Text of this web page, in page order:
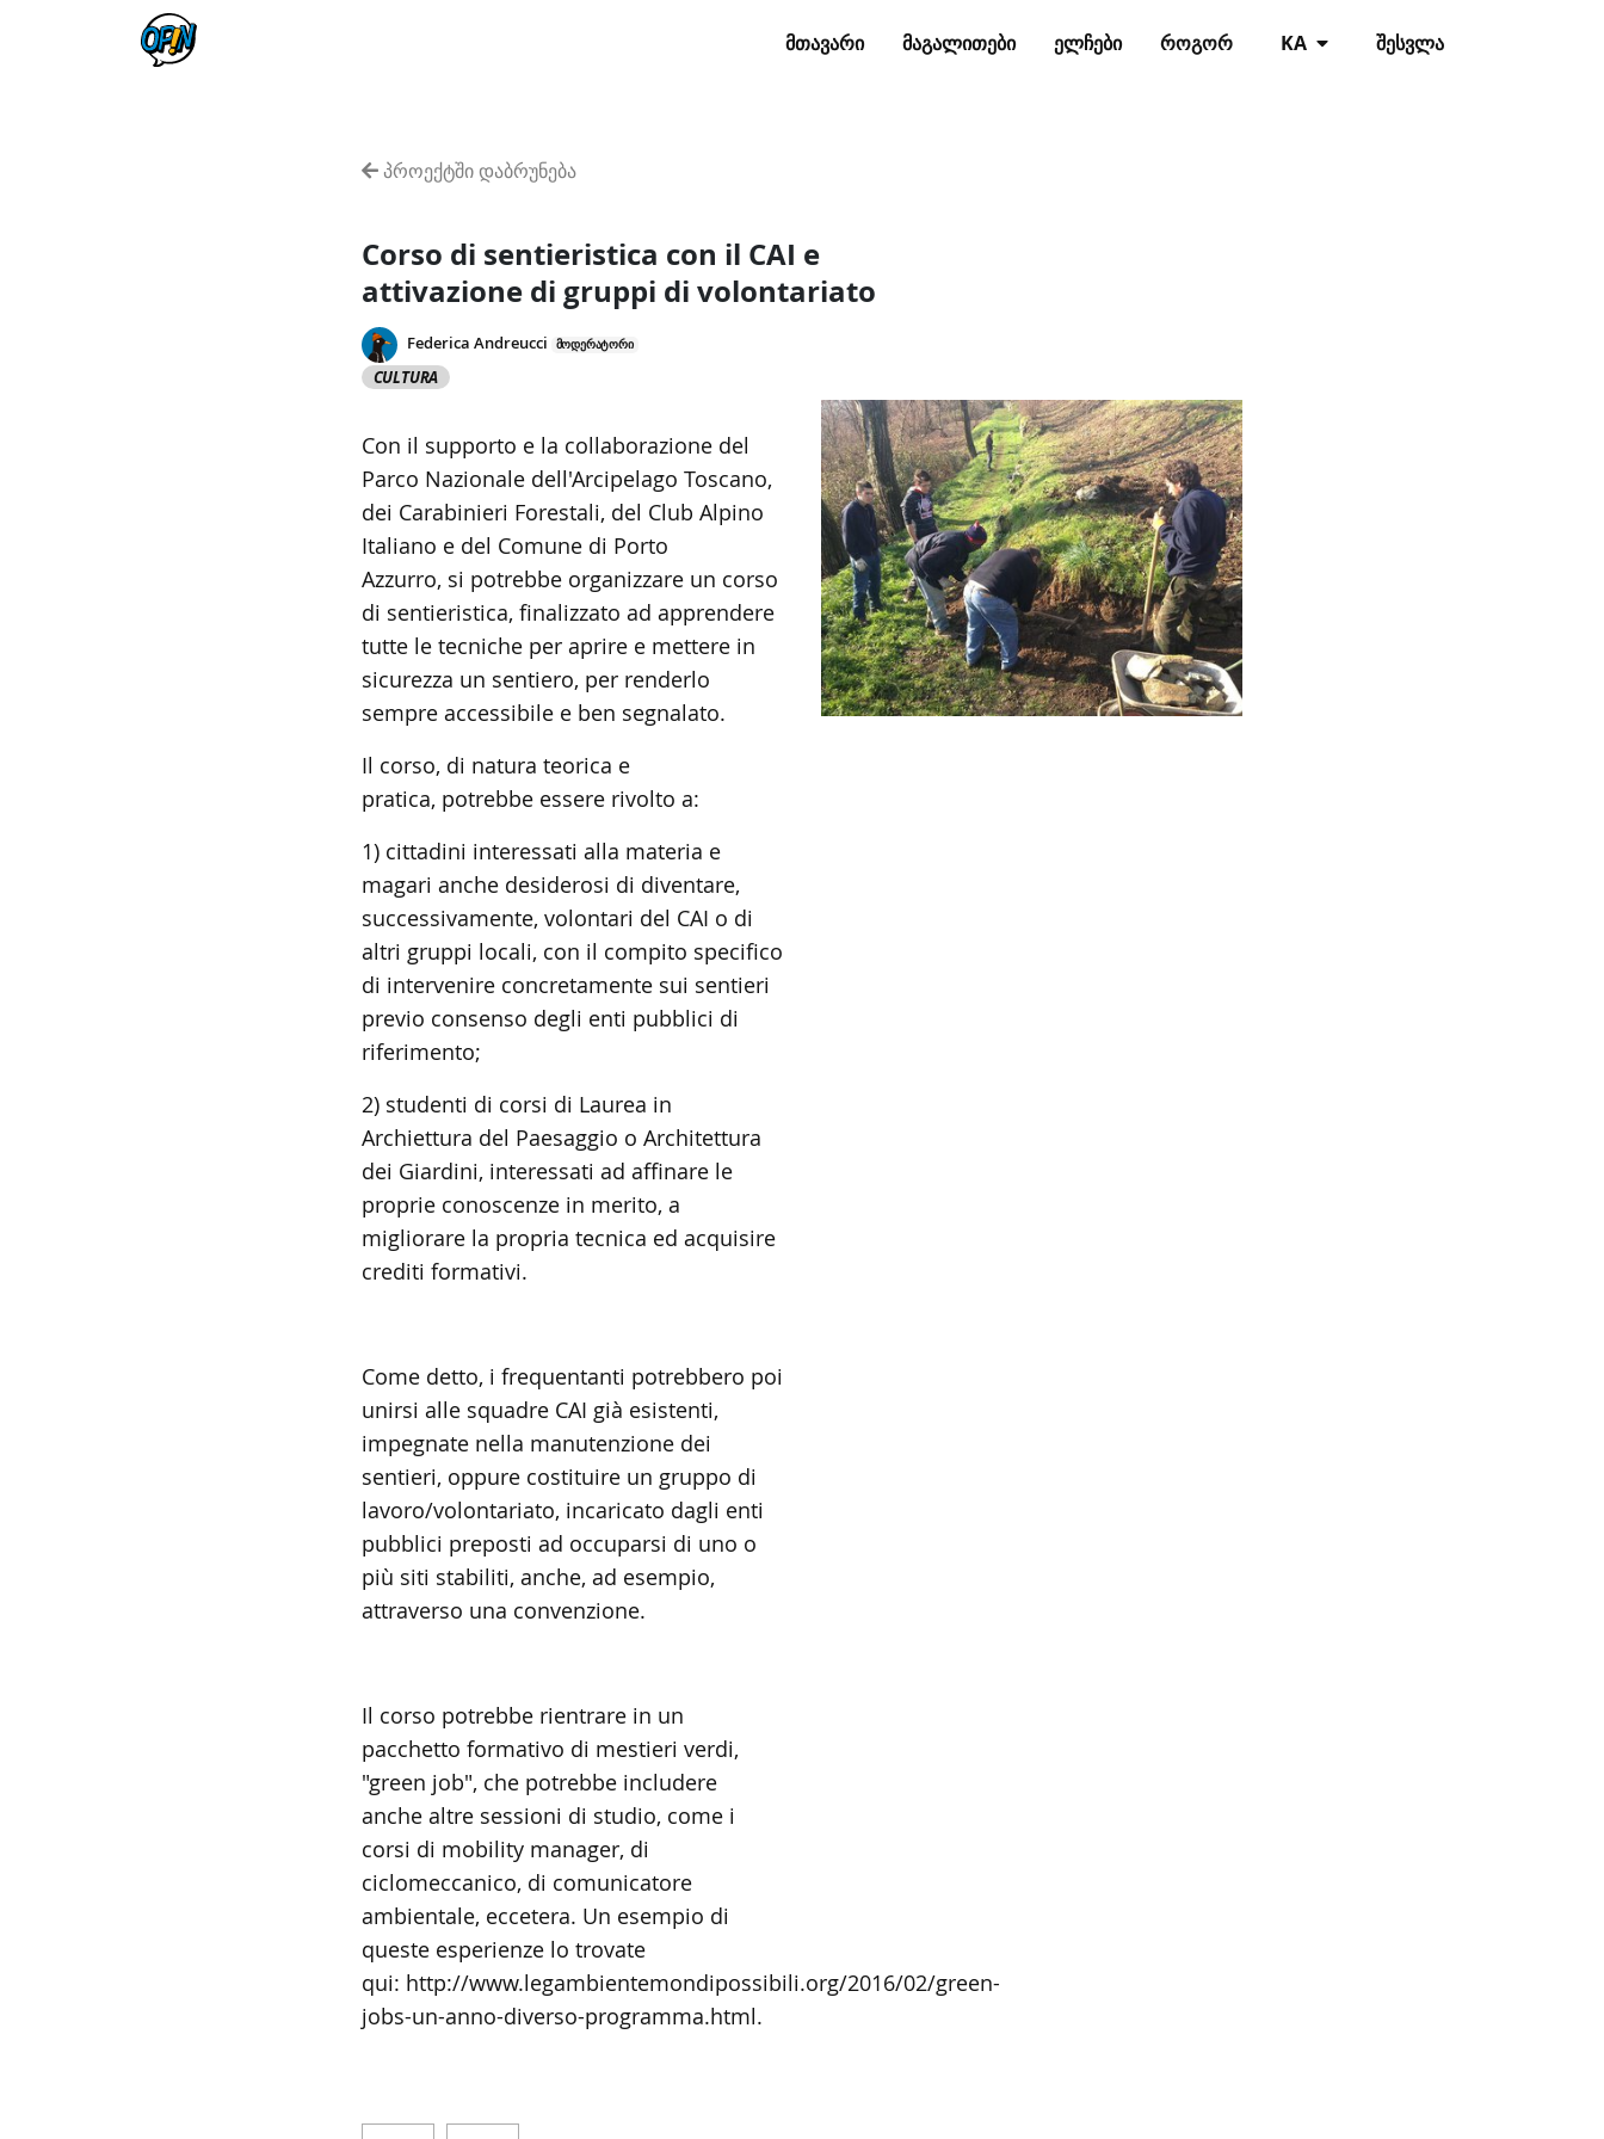
ᲨᲔᲡᲕᲚᲐ
KA
ᲛᲗᲐᲕᲐᲠᲘ ᲛᲐᲒᲐᲚᲘᲗᲔᲑᲘ ᲔᲚᲩᲔᲑᲘ ᲠᲝᲒᲝᲠ
პროექტში დაბრუნება
Corso di sentieristica con il CAI e
attivazione di gruppi di volontariato
Federica Andreucci მოდერატორი
CULTURA
Con il supporto e la collaborazione del
Parco Nazionale dell'Arcipelago Toscano,
dei Carabinieri Forestali, del Club Alpino
Italiano e del Comune di Porto
Azzurro, si potrebbe organizzare un corso
di sentieristica, finalizzato ad apprendere
tutte le tecniche per aprire e mettere in
sicurezza un sentiero, per renderlo
sempre accessibile e ben segnalato.
Il corso, di natura teorica e
pratica, potrebbe essere rivolto a:
1) cittadini interessati alla materia e
magari anche desiderosi di diventare,
successivamente, volontari del CAI o di
altri gruppi locali, con il compito specifico
di intervenire concretamente sui sentieri
previo consenso degli enti pubblici di
riferimento;
2) studenti di corsi di Laurea in
Archiettura del Paesaggio o Architettura
dei Giardini, interessati ad affinare le
proprie conoscenze in merito, a
migliorare la propria tecnica ed acquisire
crediti formativi.
Come detto, i frequentanti potrebbero poi
unirsi alle squadre CAI già esistenti,
impegnate nella manutenzione dei
sentieri, oppure costituire un gruppo di
lavoro/volontariato, incaricato dagli enti
pubblici preposti ad occuparsi di uno o
più siti stabiliti, anche, ad esempio,
attraverso una convenzione.
Il corso potrebbe rientrare in un
pacchetto formativo di mestieri verdi,
"green job", che potrebbe includere
anche altre sessioni di studio, come i
corsi di mobility manager, di
ciclomeccanico, di comunicatore
ambientale, eccetera. Un esempio di
queste esperienze lo trovate
qui: http://www.legambientemondipossibili.org/2016/02/green-
jobs-un-anno-diverso-programma.html.